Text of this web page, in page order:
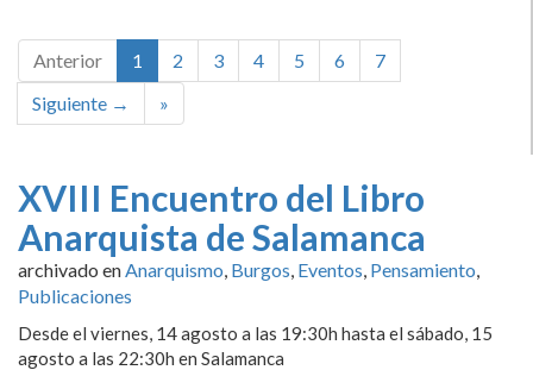
Anterior 1 2 3 4 5 6
7
Siguiente →
»
XVIII Encuentro del Libro
Anarquista de Salamanca
archivado enAnarquismo, Burgos, Eventos, Pensamiento,
Publicaciones
Desde el viernes, 14 agosto a las 19:30h hasta el sábado, 15
agosto a las 22:30h en Salamanca